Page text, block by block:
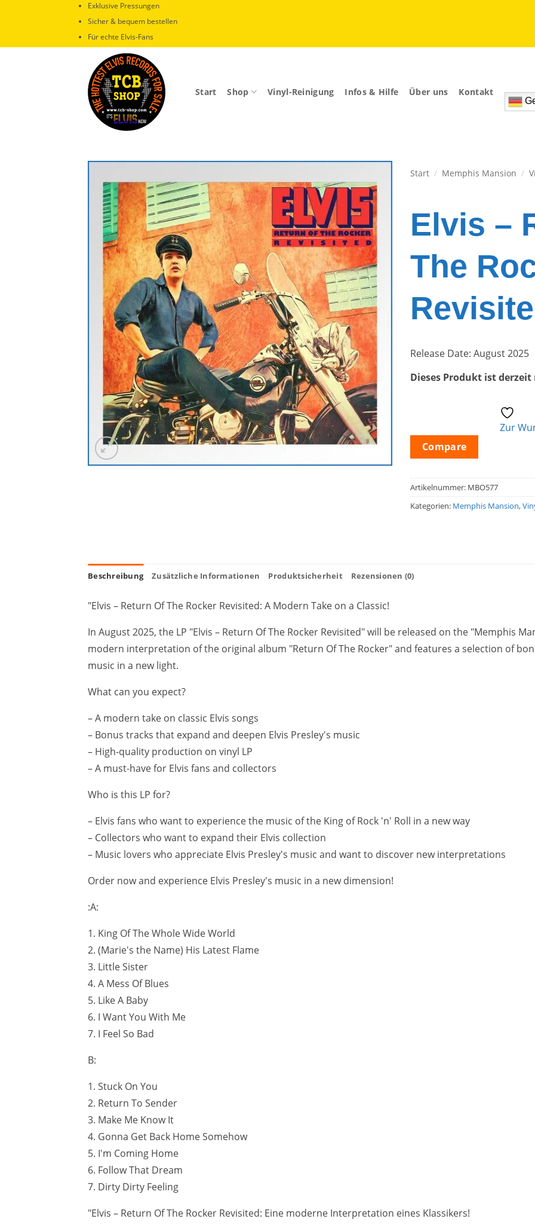
Exklusive Pressungen
Sicher & bequem bestellen
Für echte Elvis-Fans
Start Shop Vinyl-Reinigung Infos & Hilfe Über uns Kontakt
Zur
Wunschliste
hinzufügen
Start / Memphis Mansion /
Elvis –
The
Release Date: August 2025
Dieses Produkt ist
Zur
Compare
Artikelnummer: MBO577
Kategorien: Memphis Mansion,
Beschreibung Zusätzliche Informationen Produktsicherheit Rezensionen (0)
"Elvis – Return Of The Rocker Revisited: A Modern Take on a Classic!
In August 2025, the LP "Elvis – Return Of The Rocker Revisited" will be released on the "Memphis
modern interpretation of the original album "Return Of The Rocker" and features a selection of
music in a new light.
What can you expect?
– A modern take on classic Elvis songs
– Bonus tracks that expand and deepen Elvis Presley's music
– High-quality production on vinyl LP
– A must-have for Elvis fans and collectors
Who is this LP for?
– Elvis fans who want to experience the music of the King of Rock 'n' Roll in a new way
– Collectors who want to expand their Elvis collection
– Music lovers who appreciate Elvis Presley's music and want to discover new interpretations
Order now and experience Elvis Presley's music in a new dimension!
:A:
1. King Of The Whole Wide World
2. (Marie's the Name) His Latest Flame
3. Little Sister
4. A Mess Of Blues
5. Like A Baby
6. I Want You With Me
7. I Feel So Bad
B:
1. Stuck On You
2. Return To Sender
3. Make Me Know It
4. Gonna Get Back Home Somehow
5. I'm Coming Home
6. Follow That Dream
7. Dirty Dirty Feeling
"Elvis – Return Of The Rocker Revisited: Eine moderne Interpretation eines Klassikers!